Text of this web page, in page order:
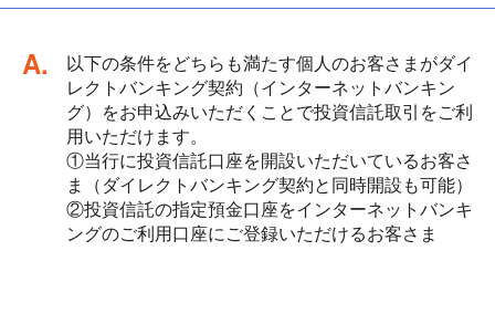
回答
以下の条件をどちらも満たす個人のお客さまがダイ
レクトバンキング契約（インターネットバンキン
グ）をお申込みいただくことで投資信託取引をご利
用いただけます。
①当行に投資信託口座を開設いただいているお客さ
ま（ダイレクトバンキング契約と同時開設も可能）
②投資信託の指定預金口座をインターネットバンキ
ングのご利用口座にご登録いただけるお客さま